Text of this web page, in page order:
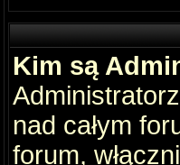
Kim są
nad całym
forum,